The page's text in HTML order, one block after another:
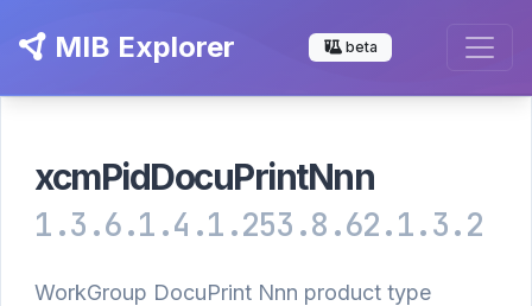
MIB Explorer beta
xcmPidDocuPrintNnn
1.3.6.1.4.1.253.8.62.1.3.2
WorkGroup DocuPrint Nnn product type